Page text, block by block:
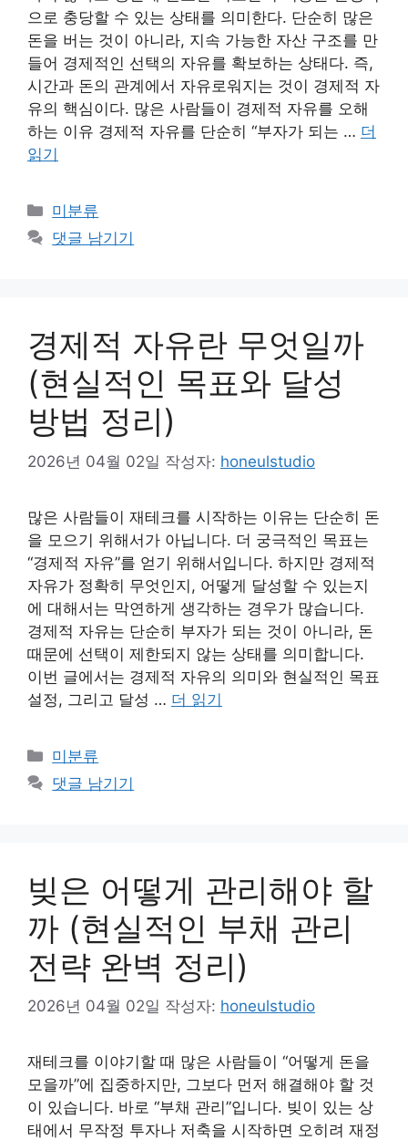
으로 충당할 수 있는 상태를 의미한다. 단순히 많은
돈을 버는 것이 아니라, 지속 가능한 자산 구조를 만
들어 경제적인 선택의 자유를 확보하는 상태다. 즉,
시간과 돈의 관계에서 자유로워지는 것이 경제적 자
유의 핵심이다. 많은 사람들이 경제적 자유를 오해
하는 이유 경제적 자유를 단순히 “부자가 되는 … 더
읽기
카
테
미분류
댓글 남기기
경제적 자유란 무엇일까
(현실적인 목표와 달성
방법 정리)
2026년 04월 02일 작성자: honeulstudio
많은 사람들이 재테크를 시작하는 이유는 단순히 돈
을 모으기 위해서가 아닙니다. 더 궁극적인 목표는
“경제적 자유”를 얻기 위해서입니다. 하지만 경제적
자유가 정확히 무엇인지, 어떻게 달성할 수 있는지
에 대해서는 막연하게 생각하는 경우가 많습니다.
경제적 자유는 단순히 부자가 되는 것이 아니라, 돈
때문에 선택이 제한되지 않는 상태를 의미합니다.
이번 글에서는 경제적 자유의 의미와 현실적인 목표
설정, 그리고 달성 … 더 읽기
카
테
고
미분류
댓글 남기기
빚은 어떻게 관리해야 할
까 (현실적인 부채 관리
전략 완벽 정리)
2026년 04월 02일 작성자: honeulstudio
재테크를 이야기할 때 많은 사람들이 “어떻게 돈을
모을까”에 집중하지만, 그보다 먼저 해결해야 할 것
이 있습니다. 바로 “부채 관리”입니다. 빚이 있는 상
태에서 무작정 투자나 저축을 시작하면 오히려 재정